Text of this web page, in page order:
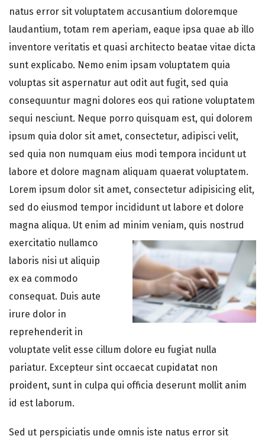
natus error sit voluptatem accusantium doloremque
laudantium, totam rem aperiam, eaque ipsa quae ab illo
inventore veritatis et quasi architecto beatae vitae dicta
sunt explicabo. Nemo enim ipsam voluptatem quia
voluptas sit aspernatur aut odit aut fugit, sed quia
consequuntur magni dolores eos qui ratione voluptatem
sequi nesciunt. Neque porro quisquam est, qui dolorem
ipsum quia dolor sit amet, consectetur, adipisci velit,
sed quia non numquam eius modi tempora incidunt ut
labore et dolore magnam aliquam quaerat voluptatem.
Lorem ipsum dolor sit amet, consectetur adipisicing elit,
sed do eiusmod tempor incididunt ut labore et dolore
magna aliqua. Ut enim ad minim veniam, quis nostrud
exercitatio nullamco
laboris nisi ut aliquip
ex ea commodo
consequat. Duis aute
irure dolor in
reprehenderit in
voluptate velit esse cillum dolore eu fugiat nulla
pariatur. Excepteur sint occaecat cupidatat non
proident, sunt in culpa qui officia deserunt mollit anim
id est laborum.
Sed ut perspiciatis unde omnis iste natus error sit